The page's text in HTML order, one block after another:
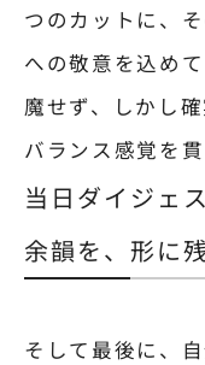
つのカットに、
への敬意を込め
魔せず、しかし
バランス感覚を
当日ダイジェ
余韻を、形に
そして最後に、